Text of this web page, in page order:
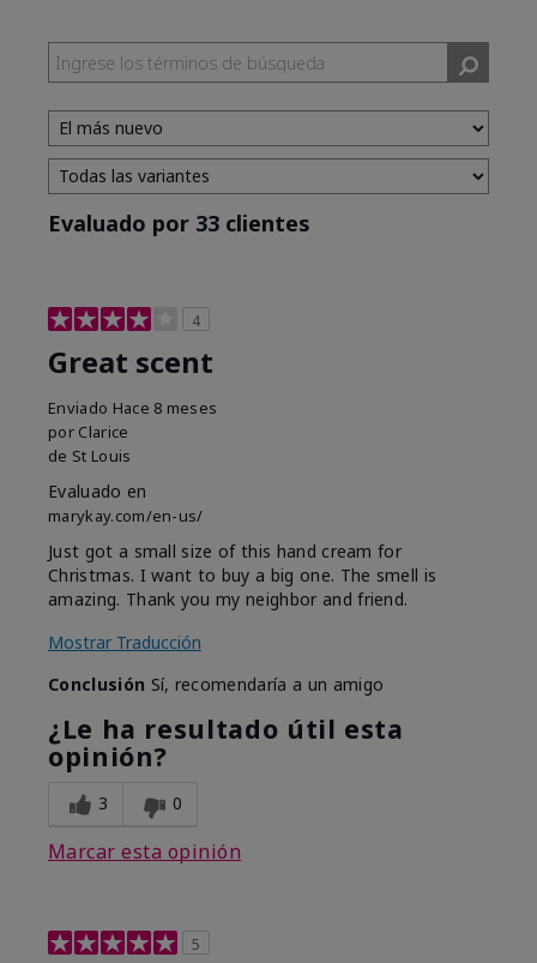
Evaluado por 33 clientes
4
Great scent
Enviado Hace 8 meses
por Clarice
de St Louis
Evaluado en
marykay.com/en-us/
Just got a small size of this hand cream for
Christmas. I want to buy a big one. The smell is
amazing. Thank you my neighbor and friend.
Mostrar Traducción
Conclusión Sí, recomendaría a un amigo
¿Le ha resultado útil esta
opinión?
3 0
Marcar esta opinión
5